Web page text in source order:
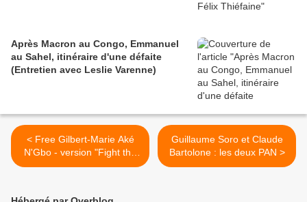
Après Macron au Congo, Emmanuel
au Sahel, itinéraire d'une défaite
(Entretien avec Leslie Varenne)
< Free Gilbert-Marie Aké
N'Gbo - version "Fight the
power" - Public Enemy
Guillaume Soro et Claude
Bartolone : les deux PAN >